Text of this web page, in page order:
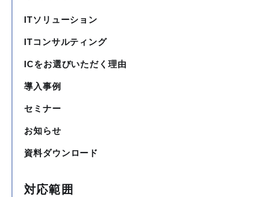
ITソリューション
ITコンサルティング
ICをお選びいただく理由
導入事例
セミナー
お知らせ
資料ダウンロード
対応範囲